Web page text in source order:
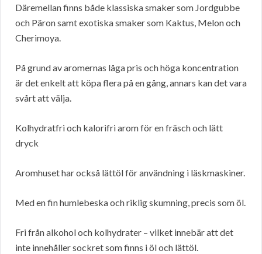
Däremellan finns både klassiska smaker som Jordgubbe
och Päron samt exotiska smaker som Kaktus, Melon och
Cherimoya.
På grund av aromernas låga pris och höga koncentration
är det enkelt att köpa flera på en gång, annars kan det vara
svårt att välja.
Kolhydratfri och kalorifri arom för en fräsch och lätt
dryck
Aromhuset har också lättöl för användning i läskmaskiner.
Med en fin humlebeska och riklig skumning, precis som öl.
Fri från alkohol och kolhydrater – vilket innebär att det
inte innehåller sockret som finns i öl och lättöl.